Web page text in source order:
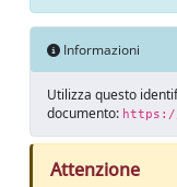
Informazioni
Utilizza questo
documento: https://
Attenzione